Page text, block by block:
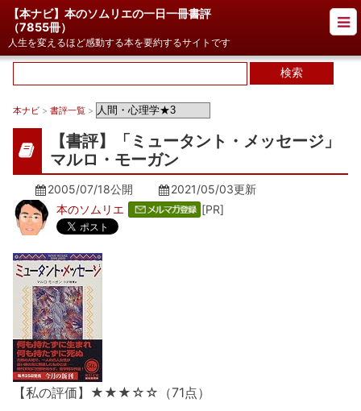
【本ナビ】本のソムリエの一日一冊書評
（7855冊）
人生を変えるほど感動する本を要約するサイトです
本ナビ > 書評一覧 >
【書評】「ミュータント・メッセージ」
マルロ・モーガン
2005/07/18公開 2021/05/03更新
本のソムリエ
[PR]
【私の評価】★★★☆☆（71点）